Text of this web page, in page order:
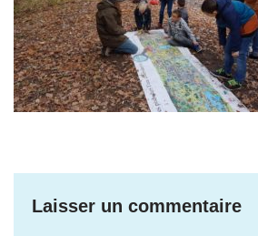
Laisser un commentaire